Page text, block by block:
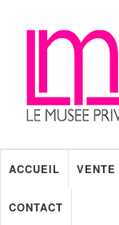
ACCUEIL
CONTACT